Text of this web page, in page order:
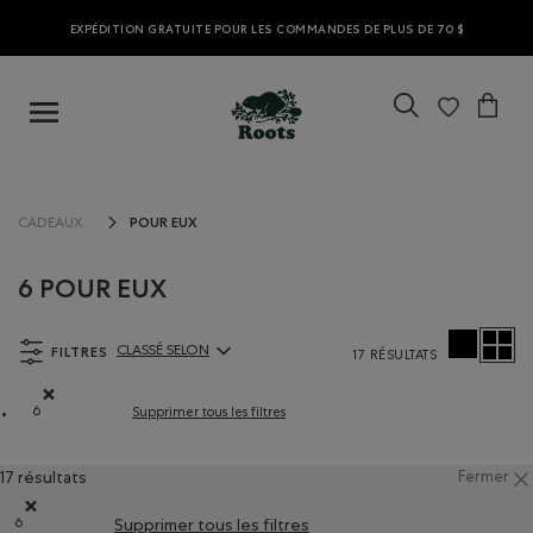
EXPÉDITION GRATUITE POUR LES COMMANDES DE PLUS DE 70 $
CADEAUX POUR EUX
6 POUR EUX
FILTRES
6
Supprimer tous les filtres
ClassÃ© selon Articles:
CLASSÉ SELON 17 RÉSULTATS
17 résultats Fermer
6
Supprimer tous les filtres